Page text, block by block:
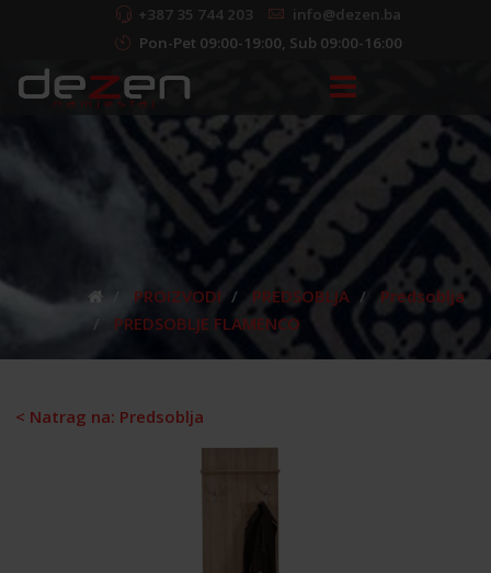
+387 35 744 203
info@dezen.ba
Pon-Pet 09:00-19:00, Sub 09:00-16:00
PROIZVODI PREDSOBLJA
Predsoblja
PREDSOBLJE FLAMENCO
< Natrag na: Predsoblja